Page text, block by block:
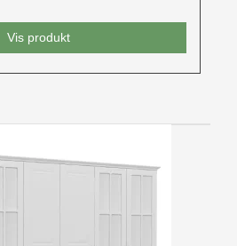
Vis produkt